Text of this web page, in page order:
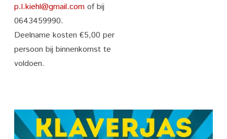
p.l.kiehl@gmail.com of bij
0643459990.
Deelname kosten €5,00 per
persoon bij binnenkomst te
voldoen.